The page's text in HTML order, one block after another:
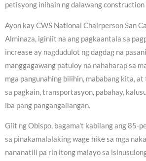
petisyong inihain ng dalawang construction
Ayon kay CWS National Chairperson San
Alminaza, iginiit na ang pagkaantala sa
increase ay nagdudulot ng dagdag na
manggagawang patuloy na nahaharap sa
mga pangunahing bilihin, mababang kita,
sa pagkain, transportasyon, pabahay,
iba pang pangangailangan.
Giit ng Obispo, bagama’t kabilang ang 85-
sa pinakamalalaking wage hike sa mga
nananatili pa rin itong malayo sa